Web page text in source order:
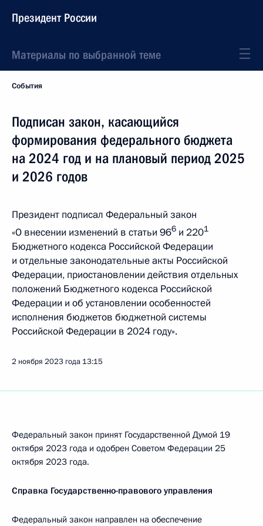
Президент России
Материалы по выбранной теме
События
Подписан закон, касающийся
формирования федерального бюджета
на 2024 год и на плановый период 2025
и 2026 годов
Президент подписал Федеральный закон
«О внесении изменений в статьи 966 и 2201
Бюджетного кодекса Российской Федерации
и отдельные законодательные акты Российской
Федерации, приостановлении действия отдельных
положений Бюджетного кодекса Российской
Федерации и об установлении особенностей
исполнения бюджетов бюджетной системы
Российской Федерации в 2024 году».
2 ноября 2023 года 13:15
Федеральный закон принят Государственной Думой 19
октября 2023 года и одобрен Советом Федерации 25
октября 2023 года.
Справка Государственно-правового управления
Федеральный закон направлен на обеспечение